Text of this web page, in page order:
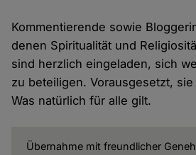
Kommentierende sowie
denen Spiritualität und
sind herzlich eingeladen, sich
zu beteiligen. Vorausgesetzt,
Was natürlich für alle gilt.
Übernahme mit freundlicher